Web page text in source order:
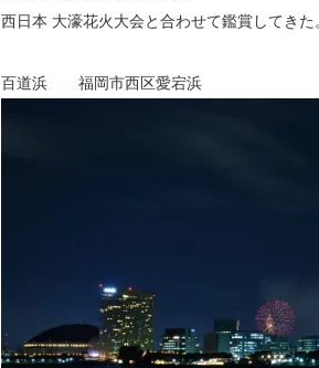
西日本 大濠花火大会と合わせて鑑賞してきた
百道浜 福岡市西区愛宕浜